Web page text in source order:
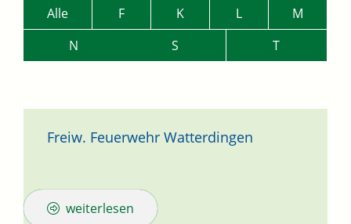
Alle F K L
M
N
S T
Freiw. Feuerwehr Watterdingen
weiterlesen